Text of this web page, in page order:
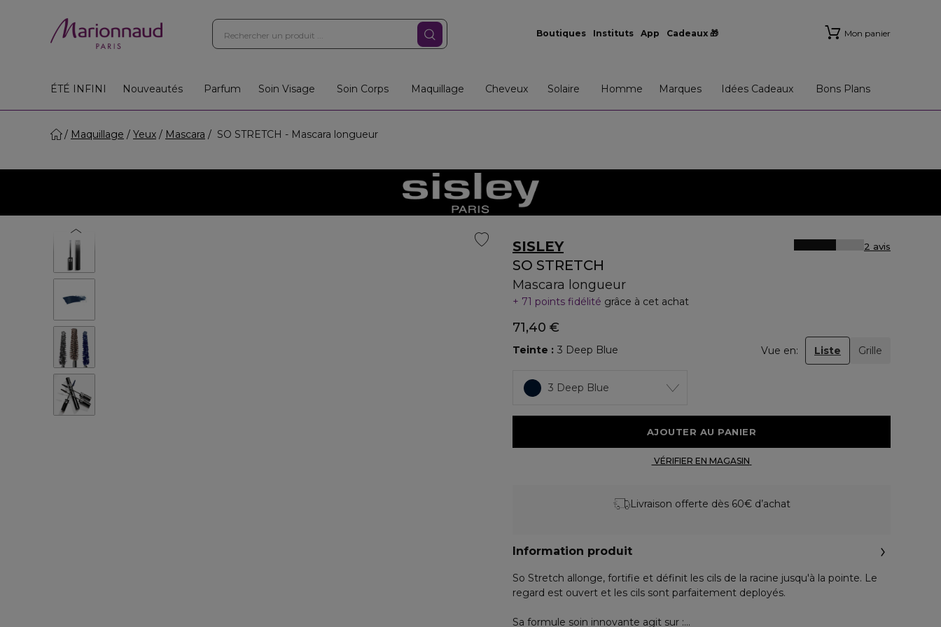
Boutiques Instituts App Cadeaux 🎁 Mon panier
ÉTÉ INFINI Nouveautés Parfum Soin Visage Soin Corps Maquillage Cheveux Solaire Homme Marques Idées Cadeaux Bons Plans
Maquillage Yeux Mascara SO STRETCH - Mascara longueur
SISLEY
SO STRETCH
Mascara longueur
2 avis
71 points fidélité grâce à cet achat
71,40 €
Teinte 3 Deep Blue Vue en: Liste Grille
3 Deep Blue
Livraison offerte dès 60€ d’achat
Information produit
So Stretch allonge, fortifie et définit les cils de la racine jusqu'à la pointe. Le
regard est ouvert et les cils sont parfaitement deployés.
Sa formule soin innovante agit sur :